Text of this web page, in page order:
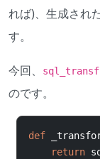
れば)、生成され
す。
今回、
のです。
def
return